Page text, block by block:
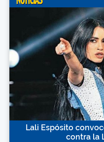
Lali Espósito
contra la